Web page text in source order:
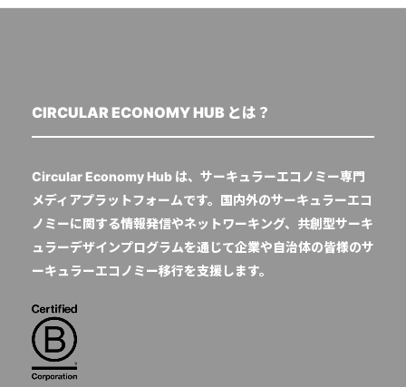
CIRCULAR ECONOMY HUB とは？
Circular Economy Hub は、サーキュラーエコノミー専門
メディアプラットフォームです。国内外のサーキュラーエコ
ノミーに関する情報発信やネットワーキング、共創型サーキ
ュラーデザインプログラムを通じて企業や自治体の皆様のサ
ーキュラーエコノミー移行を支援します。